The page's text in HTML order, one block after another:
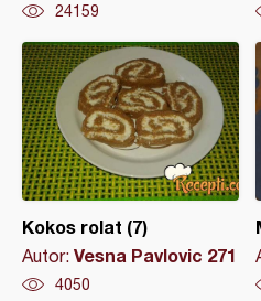
24159
Kokos rolat (7)
Autor: Vesna Pavlovic 271
4050